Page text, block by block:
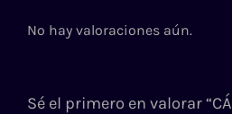
No hay valoraciones aún.
Sé el primero en valorar